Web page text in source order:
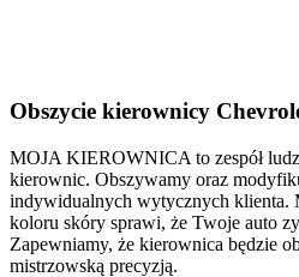
Obszycie kierownicy
MOJA KIEROWNICA to zespół
kierownic. Obszywamy oraz
indywidualnych wytycznych klienta.
koloru skóry sprawi, że Twoje auto
Zapewniamy, że kierownica będzie
mistrzowską precyzją.